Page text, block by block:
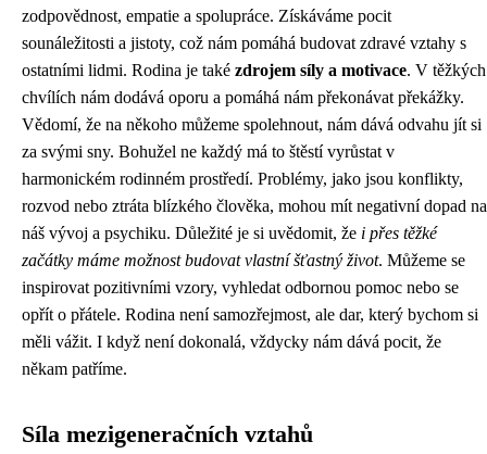
zodpovědnost, empatie a spolupráce. Získáváme pocit
sounáležitosti a jistoty, což nám pomáhá budovat zdravé vztahy s
ostatními lidmi. Rodina je také zdrojem síly a motivace. V těžkých
chvílích nám dodává oporu a pomáhá nám překonávat překážky.
Vědomí, že na někoho můžeme spolehnout, nám dává odvahu jít si
za svými sny. Bohužel ne každý má to štěstí vyrůstat v
harmonickém rodinném prostředí. Problémy, jako jsou konflikty,
rozvod nebo ztráta blízkého člověka, mohou mít negativní dopad na
náš vývoj a psychiku. Důležité je si uvědomit, že i přes těžké
začátky máme možnost budovat vlastní šťastný život. Můžeme se
inspirovat pozitivními vzory, vyhledat odbornou pomoc nebo se
opřít o přátele. Rodina není samozřejmost, ale dar, který bychom si
měli vážit. I když není dokonalá, vždycky nám dává pocit, že
někam patříme.
Síla mezigeneračních vztahů